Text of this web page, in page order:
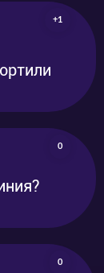
+1
0
0